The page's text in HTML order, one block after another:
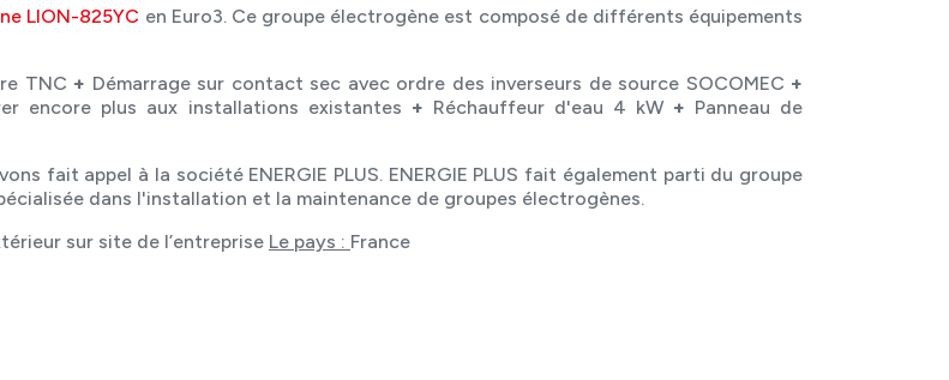
LION-825YC en Euro3. Ce groupe électrogène est composé de différents équipements
TNC + Démarrage sur contact sec avec ordre des inverseurs de source SOCOMEC +
encore plus aux installations existantes + Réchauffeur d'eau 4 kW + Panneau de
fait appel à la société ENERGIE PLUS. ENERGIE PLUS fait également parti du groupe
dans l'installation et la maintenance de groupes électrogènes.
sur site de l’entreprise Le pays : France